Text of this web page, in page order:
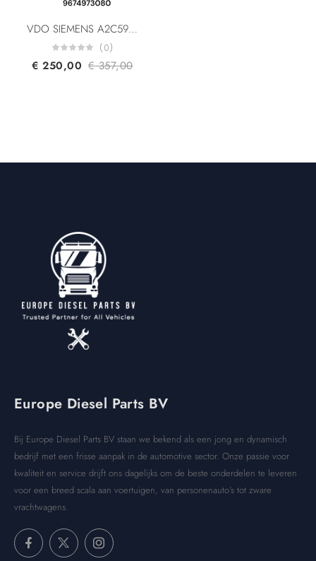
VDO SIEMENS A2C59513556 Peugeot Ford Citroen PSA 9802448680 9674973080 5WS40677 AV6Q-9F593-AA Diesel CR Injector
(0)
€ 250,00 €357,00
Europe Diesel Parts BV
Bij Europe Diesel Parts BV staan we bekend als een jong en dynamisch
bedrijf met een frisse aanpak in de automotive sector. Onze passie voor
kwaliteit en service drijft ons dagelijks om de beste onderdelen te leveren
voor een breed scala aan voertuigen, van personenauto’s tot zware
vrachtwagens.